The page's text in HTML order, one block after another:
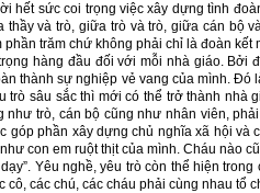
hết sức coi trọng việc xây dựng tình
và trò, giữa trò và trò, giữa cán bộ
trăm chứ không phải chỉ là đoàn kết
hàng đầu đối với mỗi nhà giáo. Bởi
thành sự nghiệp vẻ vang của mình. Đó
trò sâu sắc thì mới có thể trở thành nhà
như trò, cán bộ cũng như nhân viên,
phần xây dựng chủ nghĩa xã hội và
con em ruột thịt của mình. Cháu nào
Yêu nghề, yêu trò còn thể hiện
cô, các chú, các cháu phải cùng nhau tổ